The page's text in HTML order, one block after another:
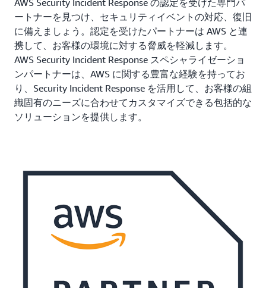
AWS Security Incident Response の認定を受けた専門パ
ートナーを見つけ、セキュリティイベントの対応、復旧
に備えましょう。認定を受けたパートナーは AWS と連
携して、お客様の環境に対する脅威を軽減します。
AWS Security Incident Response スペシャライゼーショ
ンパートナーは、AWS に関する豊富な経験を持ってお
り、Security Incident Response を活用して、お客様の組
織固有のニーズに合わせてカスタマイズできる包括的な
ソリューションを提供します。